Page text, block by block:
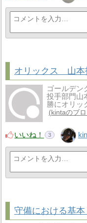
ゴールデン
投手部門山
勝にオリッ
kintaのブ
いいね！ 3
守備における基本